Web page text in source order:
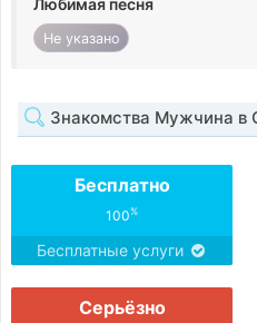
Любимая песня
Не указано
Знакомства Мужчина в
Бесплатно
100%
Бесплатные услуги
Серьёзно